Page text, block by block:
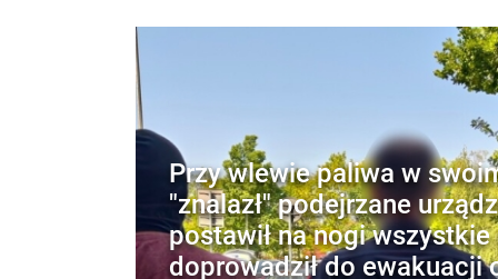
Przy wlewie paliwa w
"znalazł" podejrzane
postawił na nogi wszystkie
doprowadził do ewakuacji